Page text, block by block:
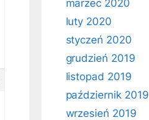
marzec 2020
luty 2020
styczeń 2020
grudzień 2019
listopad 2019
październik 2019
wrzesień 2019